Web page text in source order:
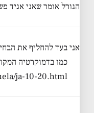
הגורל אומר שאני אגיד
אני בעד להחליף את
כמו בדמוקרטיה
ja-10-20.html